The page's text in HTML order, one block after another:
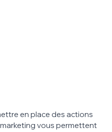
en place des actions
vous permettent